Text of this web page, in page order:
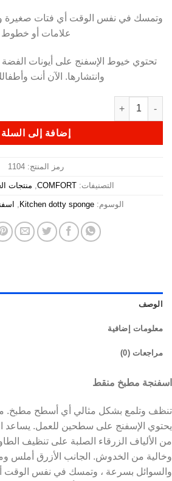
أي فتات صغيرة وتنظف مناديل
على أيونات الفضة التي تمنع نمو
الآن أنت وأطفالك بأمان.
COMFORT
,منتجات العناية بالمطبخ
Kitchen dotty sponge
,اسفنجة مطبخ منقط
أي أسطح مطبخ. من السهل إمساكه
سطحين للعمل. يساعد الجانب الأصفر مع
الصلبة على تنظيف الطاولات والمواقد
الجانب الأزرق أملس ومائي. تمتص الدهون
وتمسك في نفس الوقت أي فتات صغيرة